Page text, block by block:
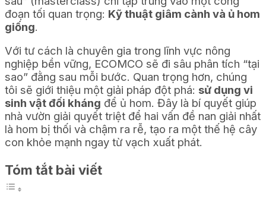
đoạn tối quan trọng: Kỹ thuật giâm cành và ủ hom
giống.
Với tư cách là chuyên gia trong lĩnh vực nông
nghiệp bền vững, ECOMCO sẽ đi sâu phân tích “tại
sao” đằng sau mỗi bước. Quan trọng hơn, chúng
tôi sẽ giới thiệu một giải pháp đột phá: sử dụng vi
sinh vật đối kháng để ủ hom. Đây là bí quyết giúp
nhà vườn giải quyết triệt để hai vấn đề nan giải nhất
là hom bị thối và chậm ra rễ, tạo ra một thế hệ cây
con khỏe mạnh ngay từ vạch xuất phát.
Tóm tắt bài viết